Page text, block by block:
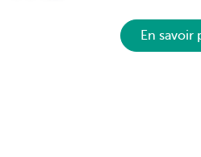
En savoir